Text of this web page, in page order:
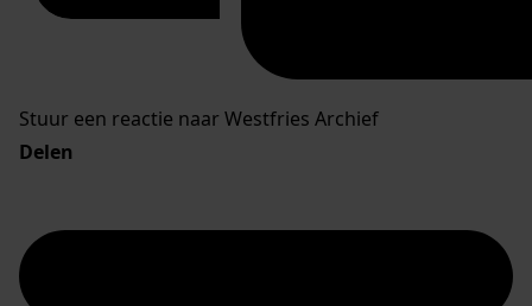
Stuur een reactie naar Westfries Archief
Delen